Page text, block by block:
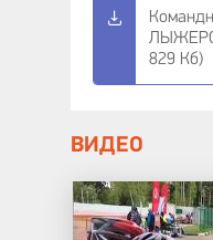
829 Кб)
ВИДЕО